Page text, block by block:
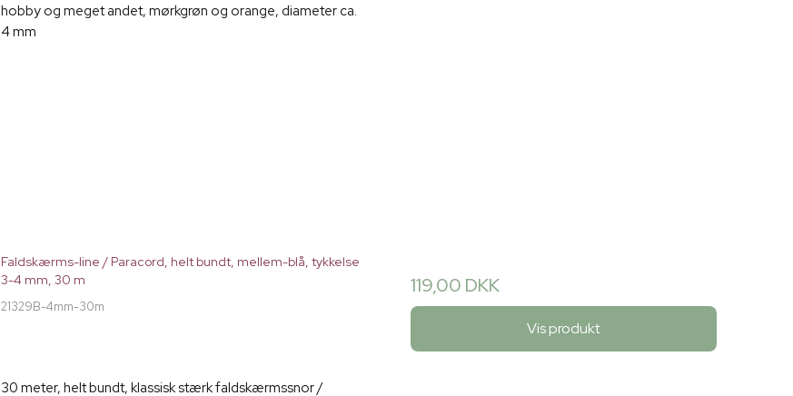
hobby og meget andet, mørkgrøn og orange, diameter ca.
4 mm
Faldskærms-line / Paracord, helt bundt, mellem-blå, tykkelse
3-4 mm, 30 m
21329B-4mm-30m
30 meter, helt bundt, klassisk stærk faldskærmssnor /
119,00 DKK
Vis produkt